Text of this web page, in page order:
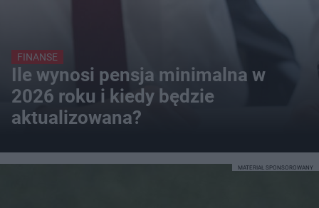
FINANSE
Ile wynosi pensja minimalna w
2026 roku i kiedy będzie
aktualizowana?
MATERIAŁ SPONSOROWANY